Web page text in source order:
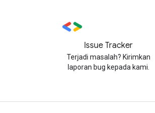
Issue Tracker
Terjadi masalah? Kirimkan
laporan bug kepada kami.